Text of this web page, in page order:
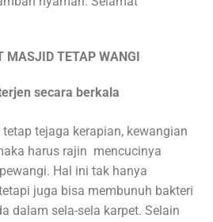
MASJID TETAP WANGI
secara berkala
tejaga kerapian, kewangian
harus rajin mencucinya
Hal ini tak hanya
juga bisa membunuh bakteri
dalam sela-sela karpet. Selain